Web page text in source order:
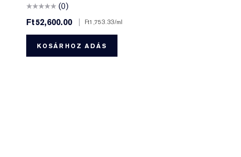
(0)
Ft52,600.00
| Ft1,753.33/ml
KOSÁRHOZ ADÁS